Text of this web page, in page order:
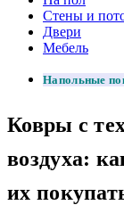
Стены и
Двери
Мебель
Напольные
Ковры с
воздуха:
их